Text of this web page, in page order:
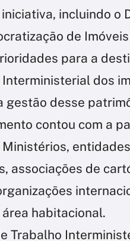
incluindo o
de
para a
dos
gestão desse
contou com a
associações de
habitacional.
Trabalho